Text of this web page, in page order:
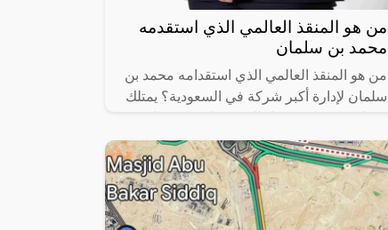
من هو المنقذ العالمي الذي استقدمه
محمد بن سلمان
من هو المنقذ العالمي الذي استقدامه محمد بن
سلمان لإدارة أكبر شركة في السعودية؟ يمتلك
“أميت ميدا”، الذي يعد أحد رواد